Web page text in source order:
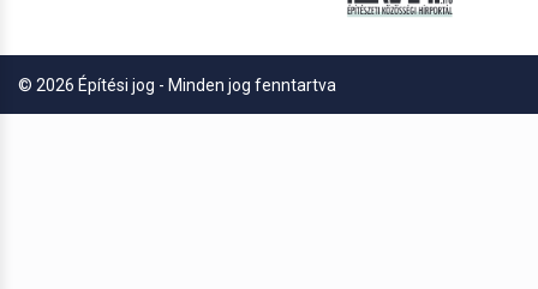
© 2026 Építési jog - Minden jog fenntartva